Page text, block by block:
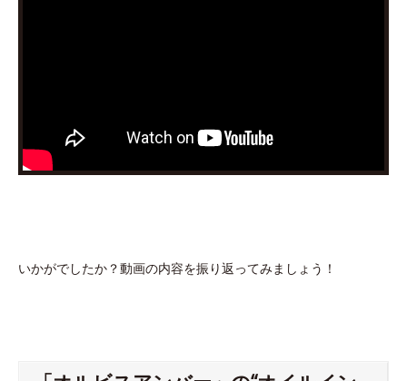
いかがでしたか？動画の内容を振り返ってみましょう！